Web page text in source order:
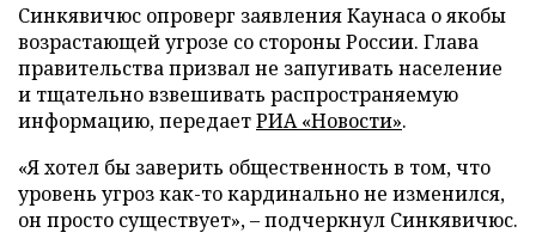
Синкявичюс опроверг заявления Каунаса о якобы
возрастающей угрозе со стороны России. Глава
правительства призвал не запугивать население
и тщательно взвешивать распространяемую
информацию, передаетРИА «Новости».
«Я хотел бы заверить общественность в том, что
уровень угроз как-то кардинально не изменился,
он просто существует», – подчеркнул Синкявичюс.